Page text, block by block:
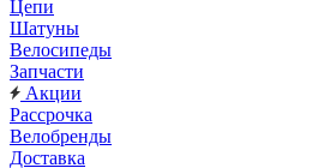
Цепи
Шатуны
Велосипеды
Запчасти
Акции
Рассрочка
Велобренды
Доставка